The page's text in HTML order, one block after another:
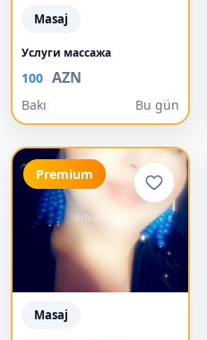
Masaj
Услуги массажа
100 AZN
Bakı Bu gün
Premium
Masaj